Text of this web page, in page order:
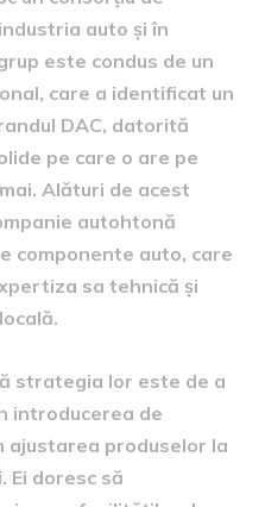
auto și în
este condus de un
care a identificat un
DAC, datorită
pe care o are pe
Alături de acest
autohtonă
componente auto, care
sa tehnică și
strategia lor este de a
introducerea de
ajustarea produselor la
Ei doresc să